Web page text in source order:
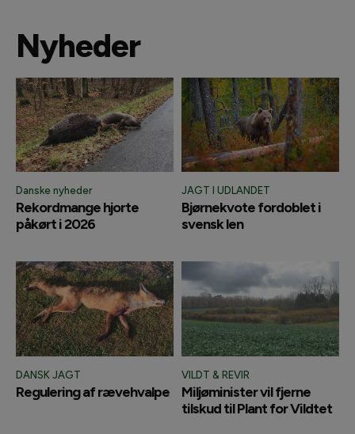
Nyheder
Danske nyheder
Rekordmange hjorte
påkørt i 2026
JAGT I UDLANDET
Bjørnekvote fordoblet i
svensk len
DANSK JAGT
Regulering af rævehvalpe
VILDT & REVIR
Miljøminister vil fjerne
tilskud til Plant for Vildtet